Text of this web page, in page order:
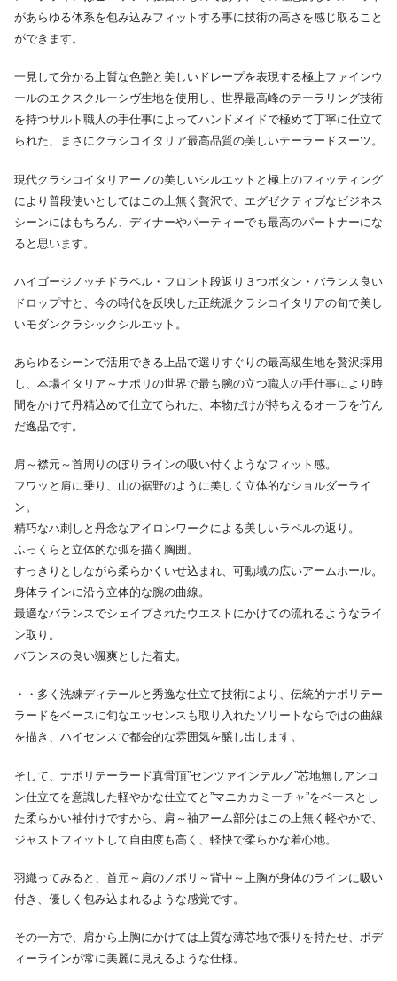
があらゆる体系を包み込みフィットする事に技術の高さを感じ取ること
ができます。
一見して分かる上質な色艶と美しいドレープを表現する極上ファインウ
ールのエクスクルーシヴ生地を使用し、世界最高峰のテーラリング技術
を持つサルト職人の手仕事によってハンドメイドで極めて丁寧に仕立て
られた、まさにクラシコイタリア最高品質の美しいテーラードスーツ。
現代クラシコイタリアーノの美しいシルエットと極上のフィッティング
により普段使いとしてはこの上無く贅沢で、エグゼクティブなビジネス
シーンにはもちろん、ディナーやパーティーでも最高のパートナーにな
ると思います。
ハイゴージノッチドラペル・フロント段返り３つボタン・バランス良い
ドロップ寸と、今の時代を反映した正統派クラシコイタリアの旬で美し
いモダンクラシックシルエット。
あらゆるシーンで活用できる上品で選りすぐりの最高級生地を贅沢採用
し、本場イタリア～ナポリの世界で最も腕の立つ職人の手仕事により時
間をかけて丹精込めて仕立てられた、本物だけが持ちえるオーラを佇ん
だ逸品です。
肩～襟元～首周りのぼりラインの吸い付くようなフィット感。
フワッと肩に乗り、山の裾野のように美しく立体的なショルダーライ
ン。
精巧なハ刺しと丹念なアイロンワークによる美しいラペルの返り。
ふっくらと立体的な弧を描く胸囲。
すっきりとしながら柔らかくいせ込まれ、可動域の広いアームホール。
身体ラインに沿う立体的な腕の曲線。
最適なバランスでシェイプされたウエストにかけての流れるようなライ
ン取り。
バランスの良い颯爽とした着丈。
・・多く洗練ディテールと秀逸な仕立て技術により、伝統的ナポリテー
ラードをベースに旬なエッセンスも取り入れたソリートならではの曲線
を描き、ハイセンスで都会的な雰囲気を醸し出します。
そして、ナポリテーラード真骨頂”センツァインテルノ”芯地無しアンコ
ン仕立てを意識した軽やかな仕立てと”マニカカミーチャ”をベースとし
た柔らかい袖付けですから、肩～袖アーム部分はこの上無く軽やかで、
ジャストフィットして自由度も高く、軽快で柔らかな着心地。
羽織ってみると、首元～肩のノボリ～背中～上胸が身体のラインに吸い
付き、優しく包み込まれるような感覚です。
その一方で、肩から上胸にかけては上質な薄芯地で張りを持たせ、ボデ
ィーラインが常に美麗に見えるような仕様。